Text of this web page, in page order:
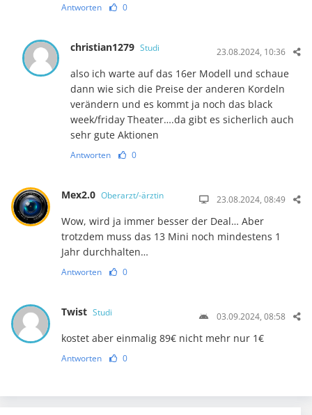
Antworten 0
christian1279 Studi 23.08.2024, 10:36
also ich warte auf das 16er Modell und schaue
dann wie sich die Preise der anderen Kordeln
verändern und es kommt ja noch das black
week/friday Theater….da gibt es sicherlich auch
sehr gute Aktionen
Antworten 0
Mex2.0 Oberarzt/-ärztin 23.08.2024, 08:49
Wow, wird ja immer besser der Deal… Aber
trotzdem muss das 13 Mini noch mindestens 1
Jahr durchhalten…
Antworten 0
Twist Studi 03.09.2024, 08:58
kostet aber einmalig 89€ nicht mehr nur 1€
Antworten 0